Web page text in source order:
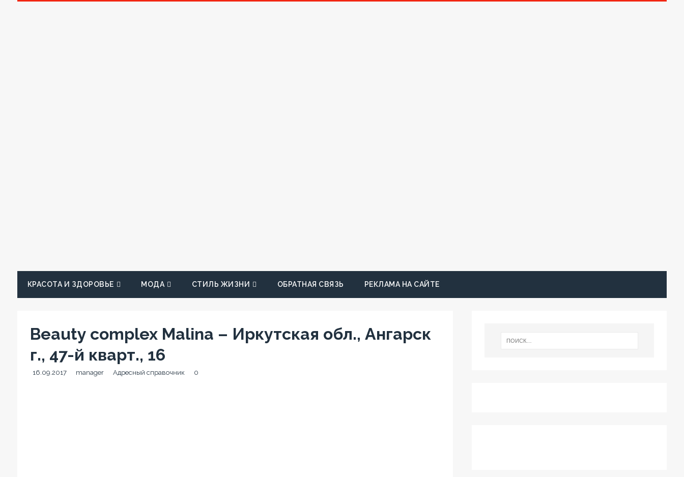
КРАСОТА И ЗДОРОВЬЕ МОДА СТИЛЬ ЖИЗНИ ОБРАТНАЯ СВЯЗЬ РЕКЛАМА НА САЙТЕ
Beauty complex Malina – Иркутская обл., Ангарск
г., 47-й кварт., 16
16.09.2017 manager Адресный справочник 0